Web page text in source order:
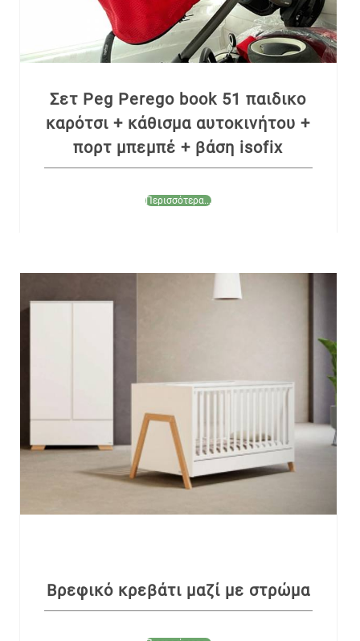
Σετ Peg Perego book 51 παιδικο
καρότσι + κάθισμα αυτοκινήτου +
πορτ μπεμπέ + βάση isofix
Περισσότερα...
Βρεφικό κρεβάτι μαζί με στρώμα